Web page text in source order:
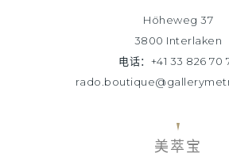
Höheweg 37
3800 Interlaken
电话：+41 33 826 70
美萃宝